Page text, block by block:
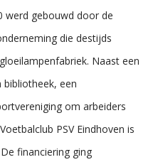
werd gebouwd door de
die destijds
Naast een
bibliotheek, een
om arbeiders
Voetbalclub PSV Eindhoven is
financiering ging